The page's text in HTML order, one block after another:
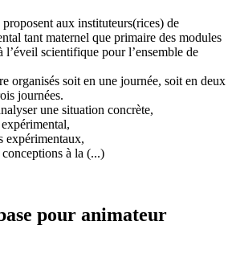
aux instituteurs(rices) de
tant maternel que primaire des modules
scientifique pour l’ensemble de
organisés soit en une journée, soit en deux
journées.
une situation concrète,
expérimentaux,
à la (...)
pour animateur